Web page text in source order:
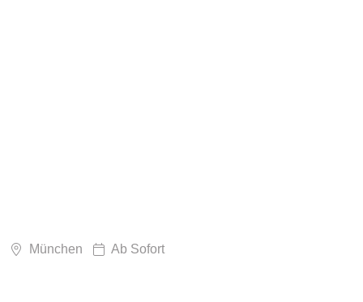
München Ab Sofort